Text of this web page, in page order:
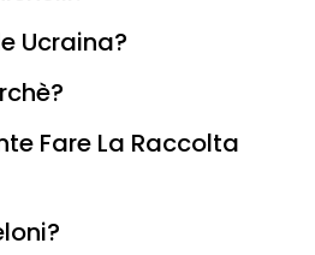
Ucraina?
Fare La Raccolta